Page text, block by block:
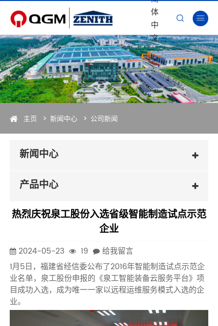
体
中
文
 
主页 新闻中心 公司新闻
新闻中心
产品中心
热烈庆祝泉工股份入选省级智能制造试点示范
企业
2024-05-23 19
给我留言
1月5日，福建省经信委公布了2016年智能制造试点示范企
业名单，泉工股份申报的《泉工智能装备云服务平台》项
目成功入选，成为唯一一家以远程运维服务模式入选的企
业。